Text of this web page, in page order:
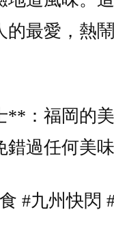
的最愛，熱
**：福岡的
錯過任何美味
#九州快閃